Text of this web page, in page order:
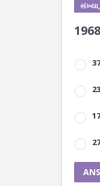
37
23
17
27